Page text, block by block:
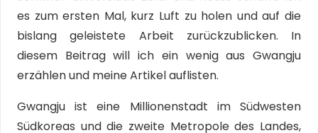
es zum ersten Mal, kurz Luft zu holen und auf die
bislang geleistete Arbeit zurückzublicken. In
diesem Beitrag will ich ein wenig aus Gwangju
erzählen und meine Artikel auflisten.
Gwangju ist eine Millionenstadt im Südwesten
Südkoreas und die zweite Metropole des Landes,